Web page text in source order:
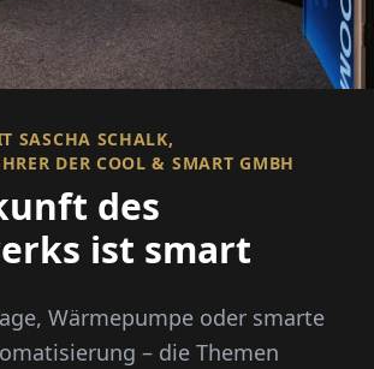
SASCHA SCHALK,
DER COOL & SMART GMBH
des
ist smart
Wärmepumpe oder smarte
– die Themen